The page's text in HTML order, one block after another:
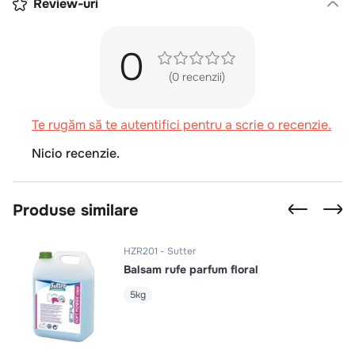
Review-uri
0 (0 recenzii)
Te rugăm să te autentifici pentru a scrie o recenzie.
Nicio recenzie.
Produse similare
HZR201 Sutter
Balsam rufe parfum floral
5kg